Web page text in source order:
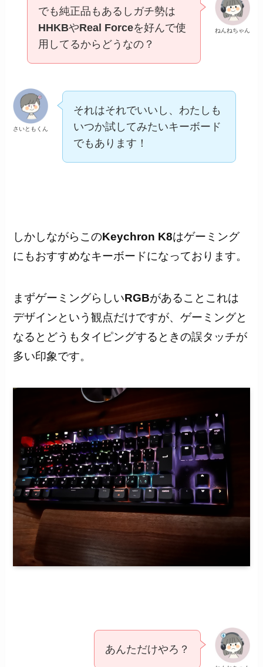
ねんねちゃん
でも純正品もあるしガチ勢は
HHKBやReal Forceを好んで使
用してるからどうなの？
さいともくん
それはそれでいいし、わたしも
いつか試してみたいキーボード
でもあります！
しかしながらこのKeychron K8はゲーミング
にもおすすめなキーボードになっております。
まずゲーミングらしいRGBがあることこれは
デザインという観点だけですが、ゲーミングと
なるとどうもタイピングするときの誤タッチが
多い印象です。
あんただけやろ？